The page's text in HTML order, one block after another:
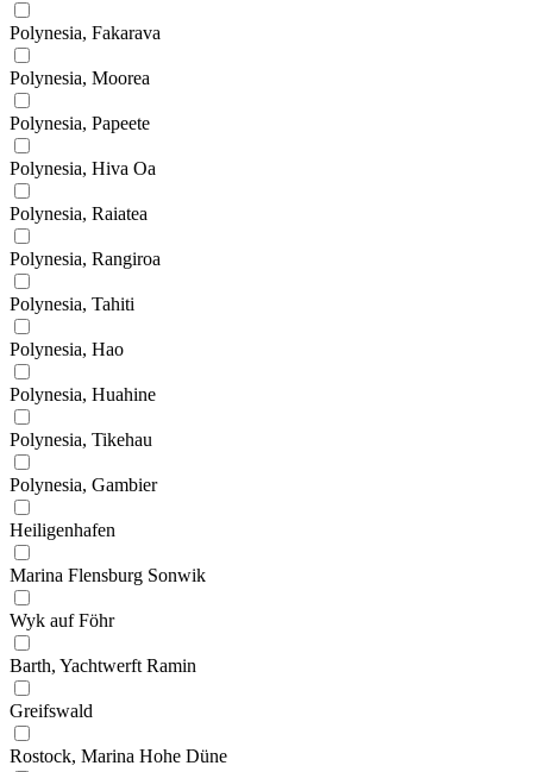
Polynesia, Fakarava
Polynesia, Moorea
Polynesia, Papeete
Polynesia, Hiva Oa
Polynesia, Raiatea
Polynesia, Rangiroa
Polynesia, Tahiti
Polynesia, Hao
Polynesia, Huahine
Polynesia, Tikehau
Polynesia, Gambier
Heiligenhafen
Marina Flensburg Sonwik
Wyk auf Föhr
Barth, Yachtwerft Ramin
Greifswald
Rostock, Marina Hohe Düne